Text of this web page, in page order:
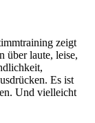
zeigt
über laute, leise,
Es ist
Und vielleicht